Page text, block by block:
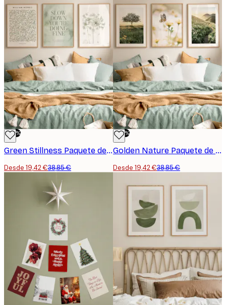
-50%
Green Stillness Paquete de Pósters
Desde 19,42 €38,85 €
-50%
Golden Nature Paquete de Pósters
Desde 19,42 €38,85 €